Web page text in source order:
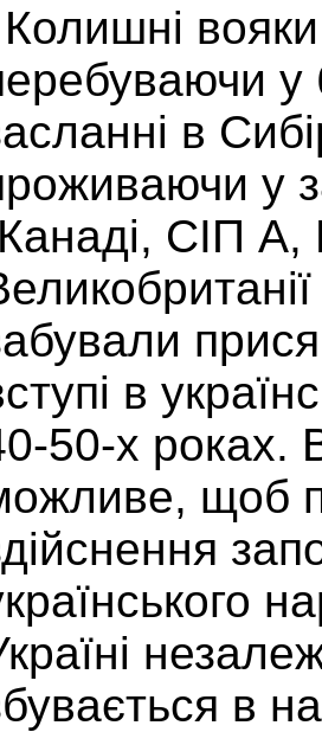
Колишні
у
в
у
СІП А,
в
50-х роках.
щоб
в